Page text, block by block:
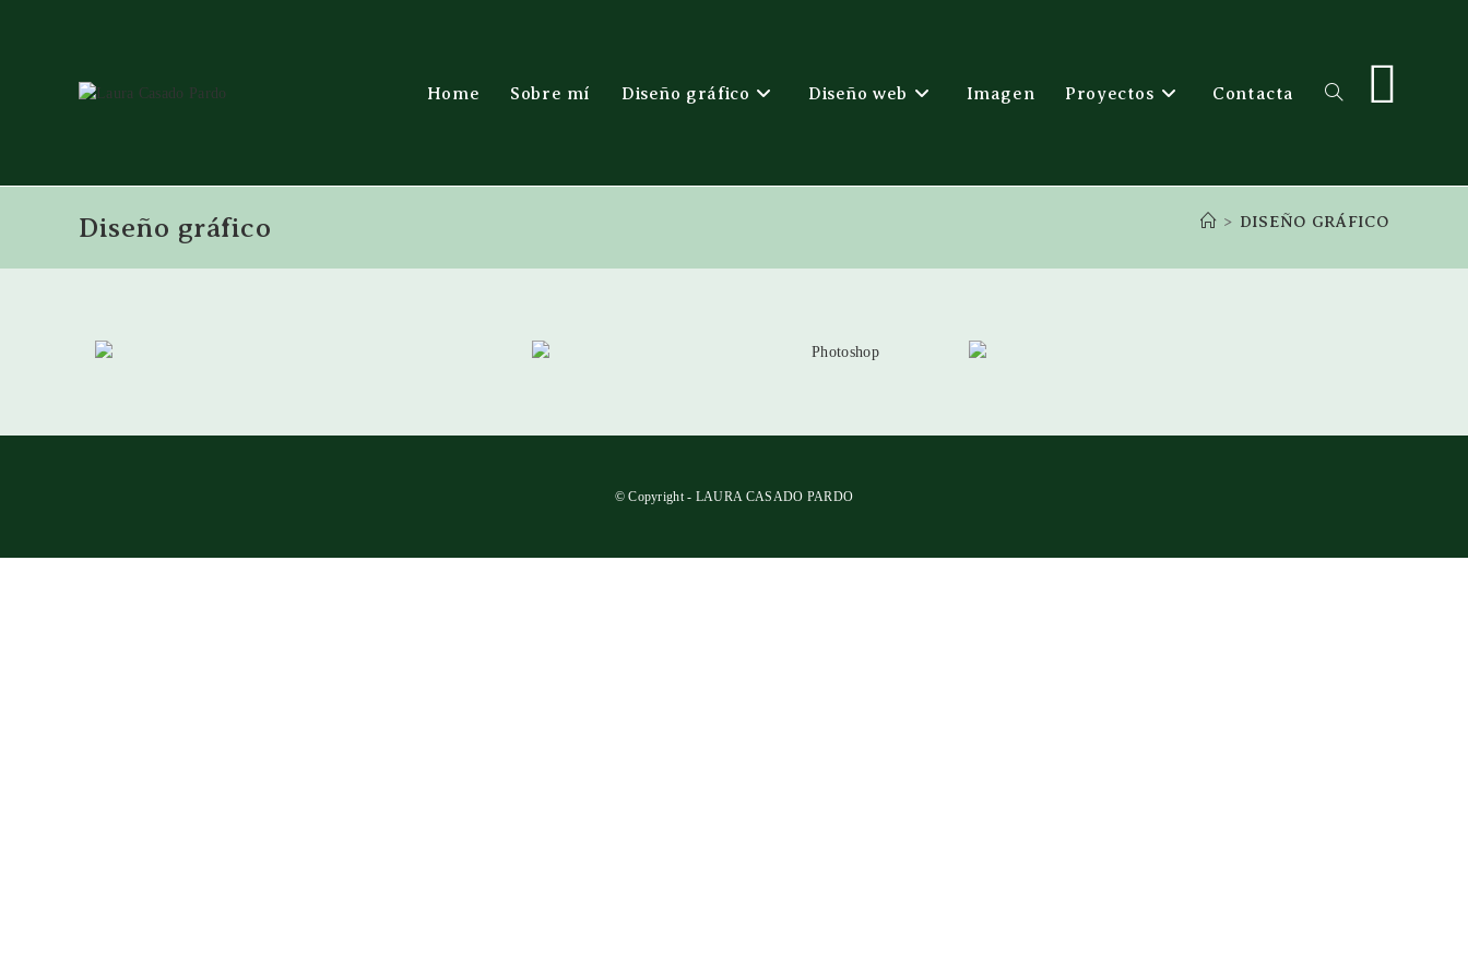
Home Sobre mí Diseño gráfico Diseño web Imagen Proyectos Contacta
Diseño gráfico > DISEÑO GRÁFICO
© Copyright - LAURA CASADO PARDO